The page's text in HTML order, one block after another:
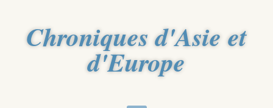
Chroniques d'Asie et
d'Europe